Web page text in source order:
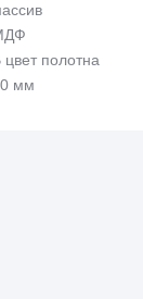
цвет полотна
мм